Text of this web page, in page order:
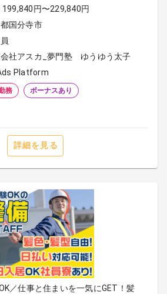
199,840円〜229,840円
国分寺市
社アスカ_夢門塾 ゆうゆう太子
Platform
務 ボーナスあり
詳細を見る
／仕事と住まいを一気にGET！髪